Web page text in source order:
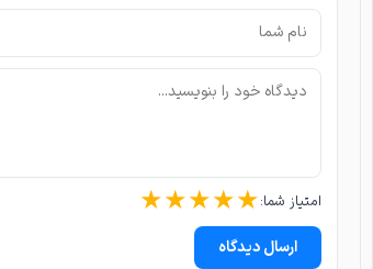
امتیاز شما: ★★★★★
ارسال دیدگاه